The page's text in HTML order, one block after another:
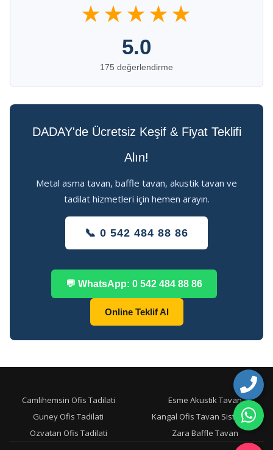
★★★★★
5.0
175 değerlendirme
DADAY'de Ücretsiz Keşif & Fiyat Teklifi
Alın!
Metal asma tavan, baffle tavan, akustik tavan ve
tadilat hizmetleri için hemen arayın.
📞 0 542 484 88 86
💬 WhatsApp: 0 542 484 88 86
Online Teklif Al
Camlihemsin Ofis Tadilati
Esme Akustik Tavan
Guney Ofis Tadilati
Kangal Ofis Tavan Sistemleri
Ozvatan Ofis Tadilati
Zara Baffle Tavan